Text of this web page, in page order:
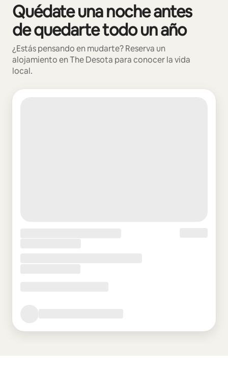
Quédate una noche antes
de quedarte todo un año
¿Estás pensando en mudarte? Reserva un
alojamiento en The Desota para conocer la vida
local.
Se muestran0 de 0 elementos